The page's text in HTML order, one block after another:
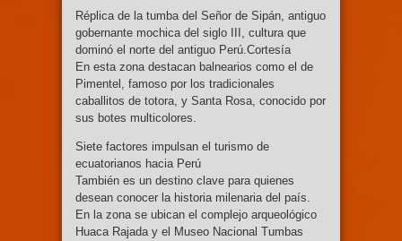
Réplica de la tumba del Señor de Sipán, antiguo
gobernante mochica del siglo III, cultura que
dominó el norte del antiguo Perú.Cortesía
En esta zona destacan balnearios como el de
Pimentel, famoso por los tradicionales
caballitos de totora, y Santa Rosa, conocido por
sus botes multicolores.
Siete factores impulsan el turismo de
ecuatorianos hacia Perú
También es un destino clave para quienes
desean conocer la historia milenaria del país.
En la zona se ubican el complejo arqueológico
Huaca Rajada y el Museo Nacional Tumbas